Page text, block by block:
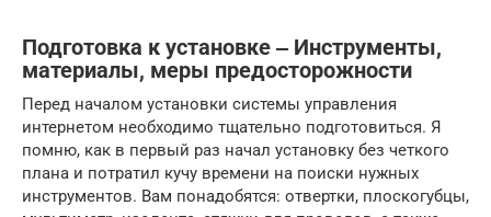
Подготовка к установке ‒ Инструменты,
материалы, меры предосторожности
Перед началом установки системы управления
интернетом необходимо тщательно подготовиться. Я
помню, как в первый раз начал установку без четкого
плана и потратил кучу времени на поиски нужных
инструментов. Вам понадобятся: отвертки, плоскогубцы,